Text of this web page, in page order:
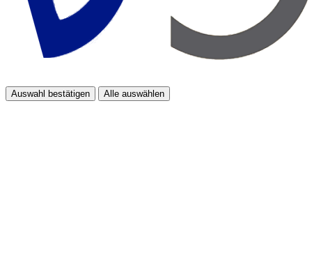
Auswahl bestätigen Alle auswählen